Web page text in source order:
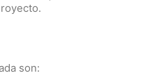
son: